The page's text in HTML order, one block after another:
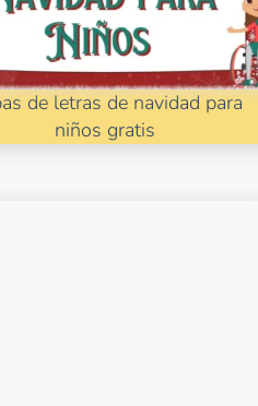
de letras de navidad para
niños gratis